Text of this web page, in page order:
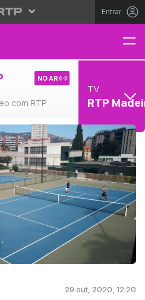
Entrar
com RTP
NO AR
TV
RTP
29 out, 2020, 12:20